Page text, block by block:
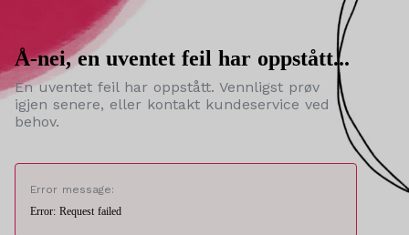
Å-nei, en uventet feil har oppstått...
En uventet feil har oppstått. Vennligst prøv
igjen senere, eller kontakt kundeservice ved
behov.
Error message:
Error: Request failed